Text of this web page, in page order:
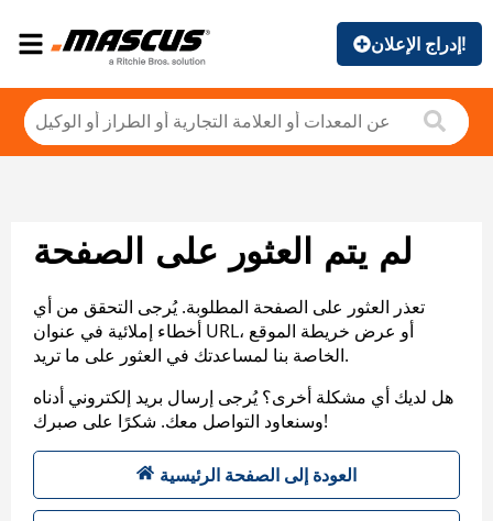
إدراج الإعلان!
لم يتم العثور على الصفحة
تعذر العثور على الصفحة المطلوبة. يُرجى التحقق من أي
أخطاء إملائية في عنوان URL، أو عرض خريطة الموقع
الخاصة بنا لمساعدتك في العثور على ما تريد.
هل لديك أي مشكلة أخرى؟ يُرجى إرسال بريد إلكتروني أدناه
وسنعاود التواصل معك. شكرًا على صبرك!
العودة إلى الصفحة الرئيسية